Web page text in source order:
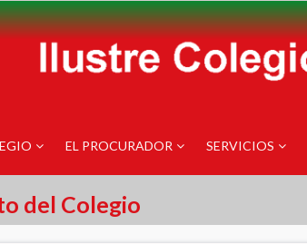
EL PROCURADOR SERVICIOS
del Colegio